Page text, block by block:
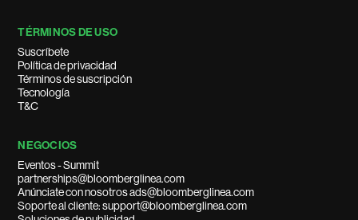
TÉRMINOS DE USO
Suscríbete
Política de privacidad
Términos de suscripción
Tecnología
T&C
NEGOCIOS
Eventos - Summit
partnerships@bloomberglinea.com
Anúnciate con nosotros ads@bloomberglinea.com
Soporte al cliente: support@bloomberglinea.com